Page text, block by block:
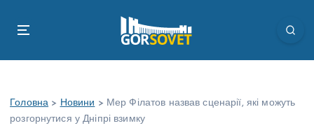
Головна > Новини > Мер Філатов назвав сценарії, які можуть
розгорнутися у Дніпрі взимку